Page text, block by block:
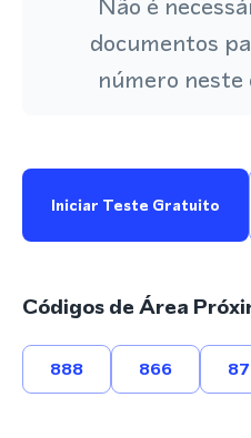
documentos
número neste
Iniciar Teste Gratuito
Códigos de Área
888 866